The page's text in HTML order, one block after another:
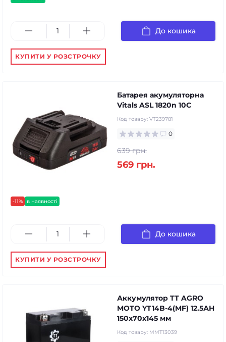
До кошика
КУПИТИ У РОЗСТРОЧКУ
-11% в наявності
Батарея акумуляторна
Vitals ASL 1820n 10С
Код товару: VT239781
0
639 грн.
569 грн.
До кошика
КУПИТИ У РОЗСТРОЧКУ
Аккумулятор TT AGRO
MOTO YT14B-4(MF) 12.5АH
150х70х145 мм
Код товару: MMT13039